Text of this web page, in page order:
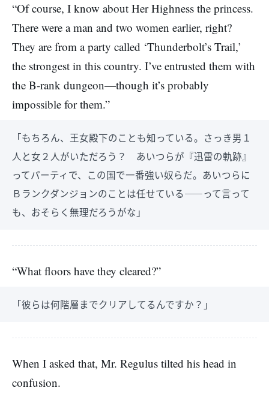
“Of course, I know about Her Highness the princess.
There were a man and two women earlier, right?
They are from a party called ‘Thunderbolt’s Trail,’
the strongest in this country. I’ve entrusted them with
the B-rank dungeon—though it’s probably
impossible for them.”
「もちろん、王女殿下のことも知っている。さっき男１
人と女２人がいただろう？ あいつらが『迅雷の軌跡』
ってパーティで、この国で一番強い奴らだ。あいつらに
Ｂランクダンジョンのことは任せている――って言って
も、おそらく無理だろうがな」
“What floors have they cleared?”
「彼らは何階層までクリアしてるんですか？」
When I asked that, Mr. Regulus tilted his head in
confusion.